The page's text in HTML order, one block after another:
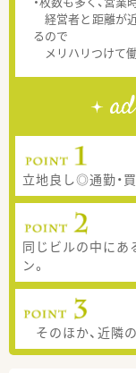
経営者と距離が
るので
メリハリつけて
立地良し◎通勤・
同じビルの中にあ
ン。
そのほか、近隣